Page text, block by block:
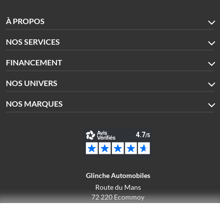
À PROPOS
NOS SERVICES
FINANCEMENT
NOS UNIVERS
NOS MARQUES
Glinche Automobiles
Route du Mans
72 220 Ecommoy